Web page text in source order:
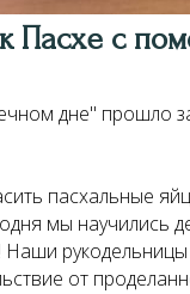
Пасхе с
дне" прошло
пасхальные
мы научились
Наши
от